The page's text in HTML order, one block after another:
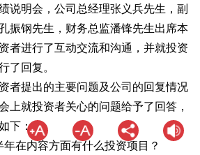
说明会，公司总经理张义兵先生，副
振钢先生，财务总监潘锋先生出席本
者进行了互动交流和沟通，并就投资
了回复。
提出的主要问题及公司的回复情况
就投资者关心的问题给予了回答，
下：
在内容方面有什么投资项目？